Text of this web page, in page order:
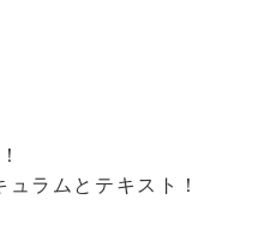
ラムとテキスト！